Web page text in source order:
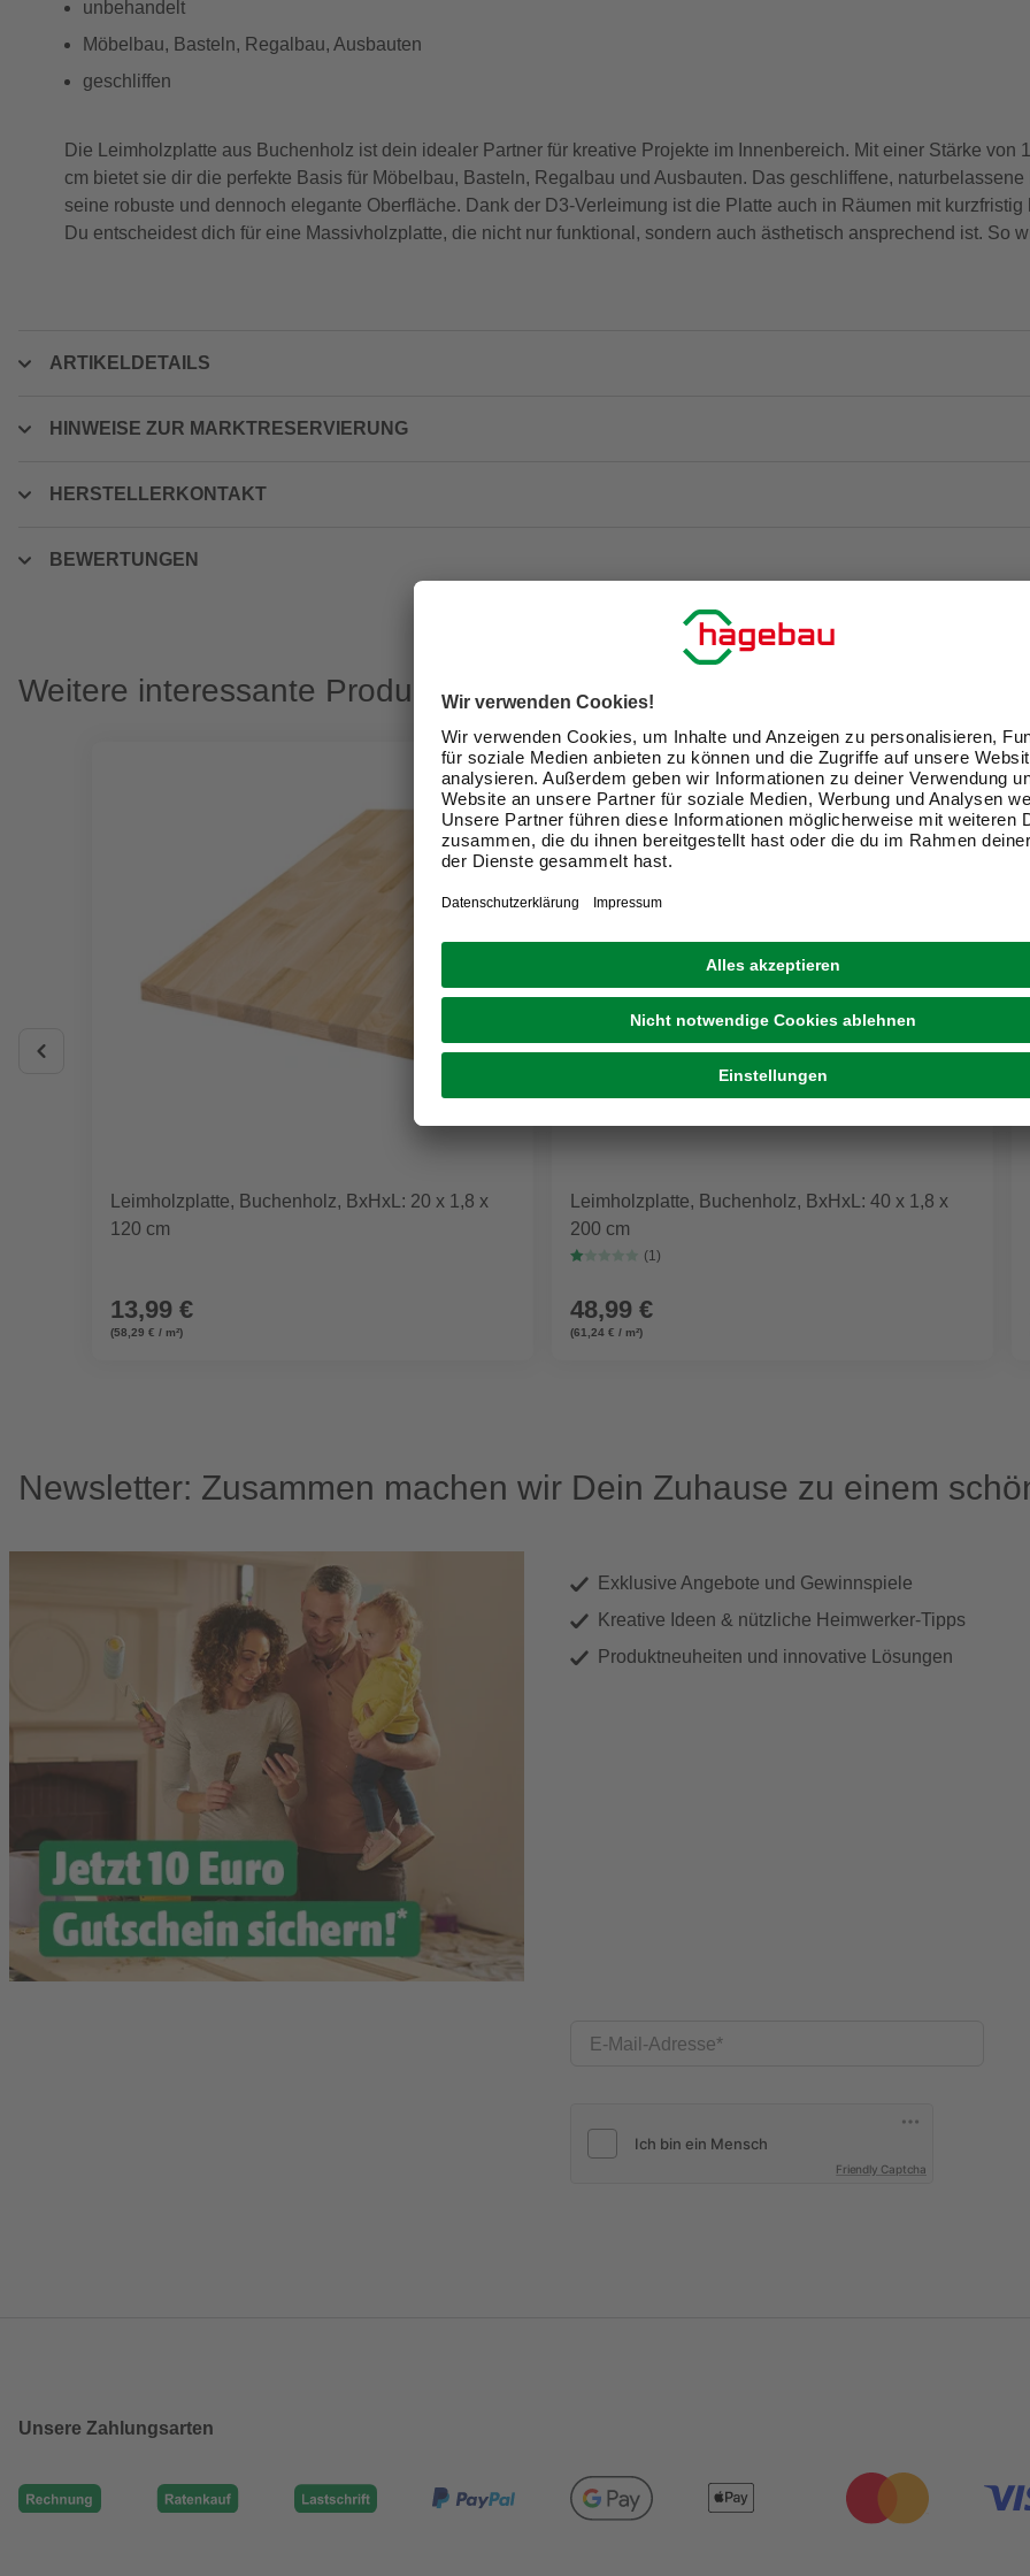
unbehandelt
Möbelbau, Basteln, Regalbau, Ausbauten
geschliffen
Die Leimholzplatte aus Buchenholz ist dein idealer Partner für kreative Projekte im Innenbereich. Mit einer Stärke von
cm bietet sie dir die perfekte Basis für Möbelbau, Basteln, Regalbau und Ausbauten. Das geschliffene,
seine robuste und dennoch elegante Oberfläche. Dank der D3-Verleimung ist die Platte auch in Räumen mit
Du entscheidest dich für eine Massivholzplatte, die nicht nur funktional, sondern auch ästhetisch ansprechend ist. So
ARTIKELDETAILS
HINWEISE ZUR MARKTRESERVIERUNG
HERSTELLERKONTAKT
BEWERTUNGEN
Weitere interessante Produkte
Leimholzplatte, Buchenholz, BxHxL: 20 x 1,8 x
120 cm
13,99 €
(58,29 € / m²)
Leimholzplatte, Buchenholz, BxHxL: 40 x 1,8 x
200 cm
(1)
48,99 €
(61,24 € / m²)
Newsletter: Zusammen machen wir Dein Zuhause zu einem
Exklusive Angebote und Gewinnspiele
Kreative Ideen & nützliche Heimwerker-Tipps
Produktneuheiten und innovative Lösungen
E-Mail-Adresse
Friendly Captcha
Unsere Zahlungsarten